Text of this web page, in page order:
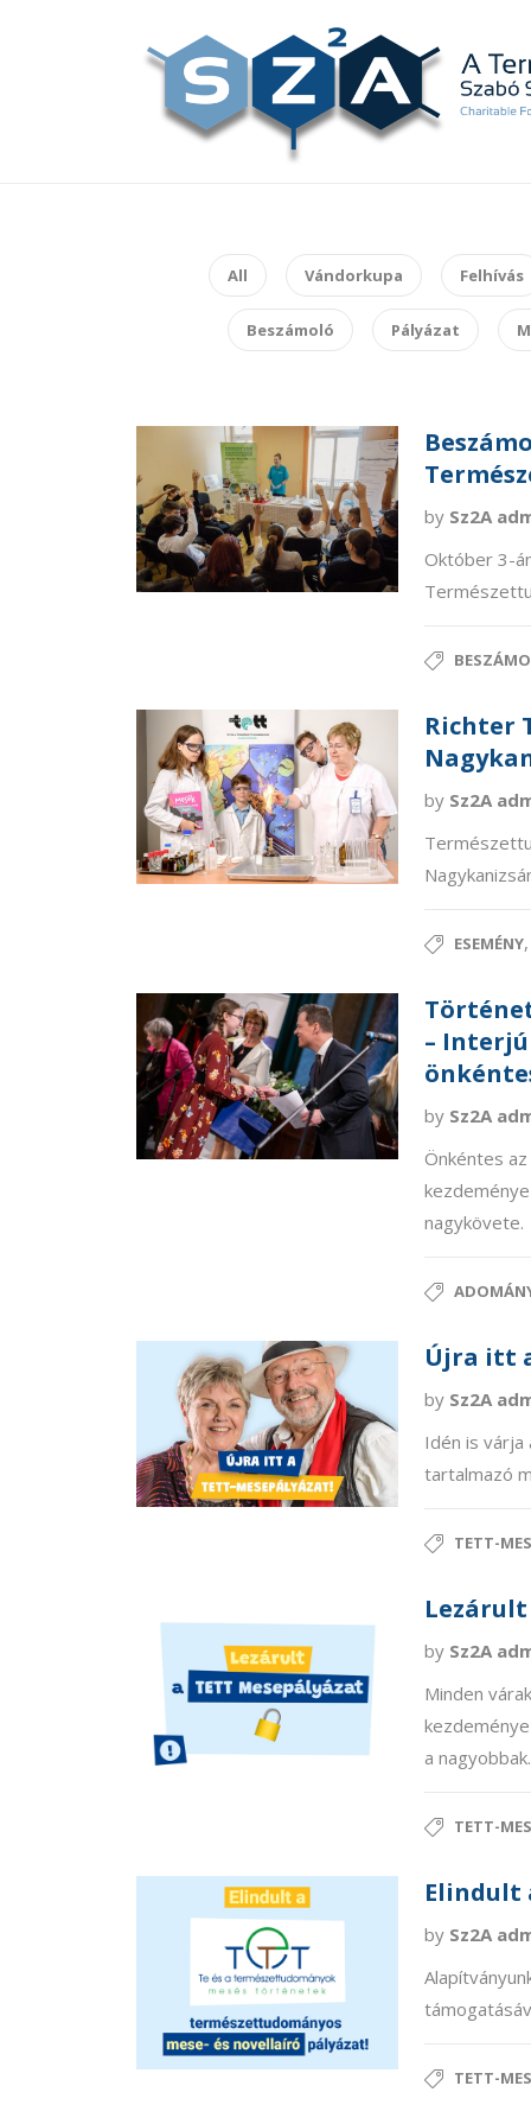
All Vándorkupa Felhívás
Beszámoló Pályázat
by Sz2A
Október 3-
Richter
by Sz2A
ESEMÉNY
– Interjú
by Sz2A
Önkéntes
nagykövete.
Újra itt
by Sz2A
Idén is
tartalmazó
TETT-
Lezárult
by Sz2A
Minden
a nagyobbak.
TETT-
Elindult
by Sz2A
TETT-